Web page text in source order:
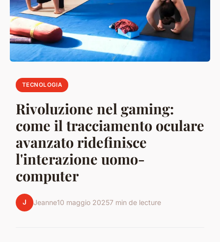
TECNOLOGIA
Rivoluzione nel gaming:
come il tracciamento oculare
avanzato ridefinisce
l'interazione uomo-
computer
J Jeanne10 maggio 20257 min de lecture